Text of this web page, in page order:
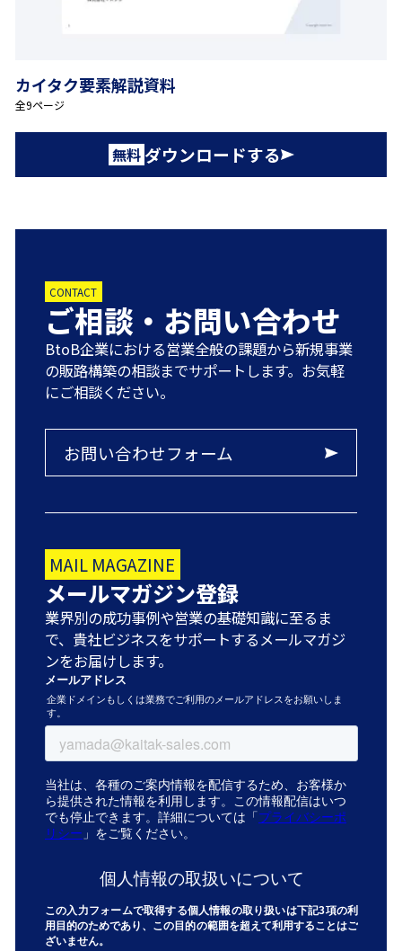
カイタク要素解説資料
全9ページ
無料 ダウンロードする
CONTACT
ご相談・お問い合わせ
BtoB企業における営業全般の課題から新規事業
の販路構築の相談までサポートします。お気軽
にご相談ください。
お問い合わせフォーム
MAIL MAGAZINE
メールマガジン登録
業界別の成功事例や営業の基礎知識に至るま
で、貴社ビジネスをサポートするメールマガジ
ンをお届けします。